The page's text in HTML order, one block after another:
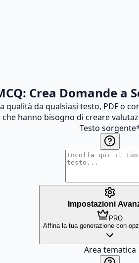
Crea Domande a
da qualsiasi testo, PDF o
hanno bisogno di creare
Testo sorgente
Impostazioni
PRO
Affina la tua generazione con
Area tematica